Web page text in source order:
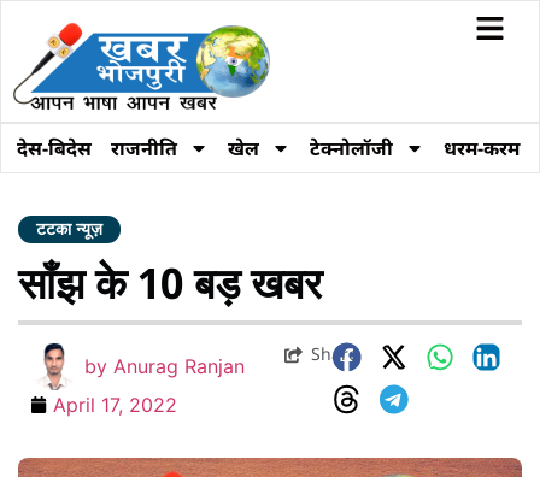
देस-बिदेस राजनीति खेल टेक्नोलॉजी धरम-करम
टटका न्यूज़
साँझ के 10 बड़ खबर
by Anurag Ranjan
April 17, 2022
Share